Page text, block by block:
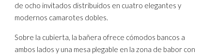
de ocho invitados distribuidos en cuatro elegantes y
modernos camarotes dobles.
Sobre la cubierta, la bañera ofrece cómodos bancos a
ambos lados y una mesa plegable en la zona de babor con